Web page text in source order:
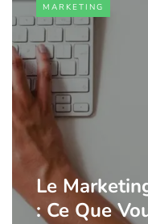
MARKETING
Le
: Ce Que